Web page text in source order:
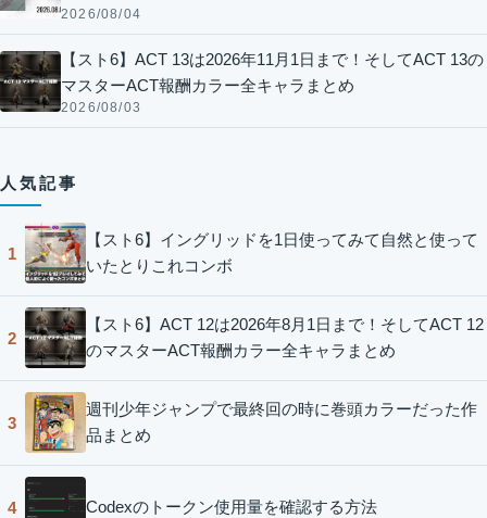
2026/08/04
【スト6】ACT 13は2026年11月1日まで！そしてACT 13の
マスターACT報酬カラー全キャラまとめ
2026/08/03
人気記事
1
【スト6】イングリッドを1日使ってみて自然と使って
いたとりこれコンボ
2
【スト6】ACT 12は2026年8月1日まで！そしてACT 12
のマスターACT報酬カラー全キャラまとめ
3
週刊少年ジャンプで最終回の時に巻頭カラーだった作
品まとめ
4 Codexのトークン使用量を確認する方法